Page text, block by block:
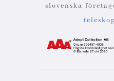
slovenska